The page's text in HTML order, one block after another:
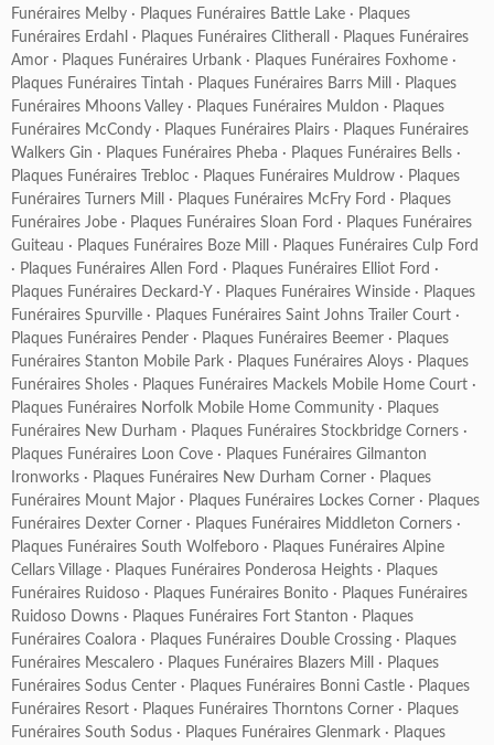
Funéraires Melby · Plaques Funéraires Battle Lake · Plaques
Funéraires Erdahl
· Plaques Funéraires Clitherall · Plaques Funéraires
Amor · Plaques Funéraires Urbank · Plaques Funéraires Foxhome ·
Plaques Funéraires Tintah · Plaques Funéraires Barrs Mill · Plaques
Funéraires Mhoons Valley · Plaques Funéraires Muldon · Plaques
Funéraires McCondy · Plaques Funéraires Plairs · Plaques Funéraires
Walkers Gin · Plaques Funéraires Pheba · Plaques Funéraires Bells ·
Plaques Funéraires Trebloc · Plaques Funéraires Muldrow · Plaques
Funéraires Turners Mill
· Plaques Funéraires McFry Ford · Plaques
Funéraires Jobe · Plaques Funéraires Sloan Ford · Plaques Funéraires
Guiteau · Plaques Funéraires Boze Mill · Plaques Funéraires Culp Ford
· Plaques Funéraires Allen Ford · Plaques Funéraires Elliot Ford ·
Plaques Funéraires Deckard-Y · Plaques Funéraires Winside · Plaques
Funéraires Spurville · Plaques Funéraires Saint Johns Trailer Court ·
Plaques Funéraires Pender · Plaques Funéraires Beemer · Plaques
Funéraires Stanton Mobile Park · Plaques Funéraires Aloys · Plaques
Funéraires Sholes · Plaques Funéraires Mackels Mobile Home Court ·
Plaques Funéraires Norfolk Mobile Home Community · Plaques
Funéraires New Durham · Plaques Funéraires Stockbridge Corners ·
Plaques Funéraires Loon Cove · Plaques Funéraires Gilmanton
Ironworks · Plaques Funéraires New Durham Corner · Plaques
Funéraires Mount Major · Plaques Funéraires Lockes Corner · Plaques
Funéraires Dexter Corner · Plaques Funéraires Middleton Corners ·
Plaques Funéraires South Wolfeboro · Plaques Funéraires Alpine
Cellars Village · Plaques Funéraires Ponderosa Heights · Plaques
Funéraires Ruidoso · Plaques Funéraires Bonito · Plaques Funéraires
Ruidoso Downs · Plaques Funéraires Fort Stanton · Plaques
Funéraires Coalora · Plaques Funéraires Double Crossing · Plaques
Funéraires Mescalero · Plaques Funéraires Blazers Mill · Plaques
Funéraires Sodus Center · Plaques Funéraires Bonni Castle · Plaques
Funéraires Resort · Plaques Funéraires Thorntons Corner · Plaques
Funéraires South Sodus · Plaques Funéraires Glenmark · Plaques